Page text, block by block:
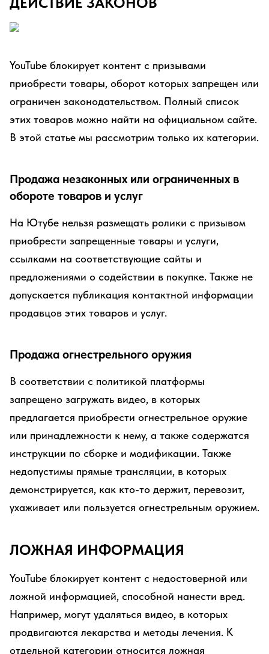
YouTube блокирует контент с призывами
приобрести товары, оборот которых запрещен или
ограничен законодательством. Полный список
этих товаров можно найти на официальном сайте.
В этой статье мы рассмотрим только их категории.
Продажа незаконных или ограниченных в
обороте товаров и услуг
На Ютубе нельзя размещать ролики с призывом
приобрести запрещенные товары и услуги,
ссылками на соответствующие сайты и
предложениями о содействии в покупке. Также не
допускается публикация контактной информации
продавцов этих товаров и услуг.
Продажа огнестрельного оружия
В соответствии с политикой платформы
запрещено загружать видео, в которых
предлагается приобрести огнестрельное оружие
или принадлежности к нему, а также содержатся
инструкции по сборке и модификации. Также
недопустимы прямые трансляции, в которых
демонстрируется, как кто-то держит, перевозит,
ухаживает или пользуется огнестрельным оружием.
ЛОЖНАЯ ИНФОРМАЦИЯ
YouTube блокирует контент с недостоверной или
ложной информацией, способной нанести вред.
Например, могут удаляться видео, в которых
продвигаются лекарства и методы лечения. К
отдельной категории относится ложная